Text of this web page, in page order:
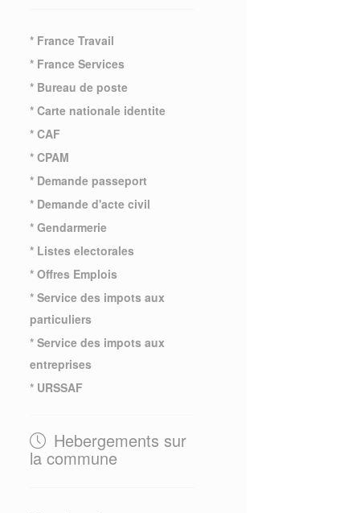
* France Travail
* France Services
* Bureau de poste
* Carte nationale identite
* CAF
* CPAM
* Demande passeport
* Demande d'acte civil
* Gendarmerie
* Listes electorales
* Offres Emplois
* Service des impots aux
particuliers
* Service des impots aux
entreprises
* URSSAF
Hebergements sur
la commune